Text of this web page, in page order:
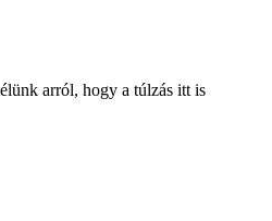
arról, hogy a túlzás itt is